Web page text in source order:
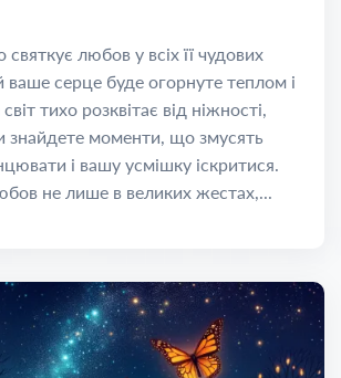
любов у всіх її чудових
ваше серце буде огорнуте теплом і
тихо розквітає від ніжності,
знайдете моменти, що змусять
і вашу усмішку іскритися.
не лише в великих жестах,...